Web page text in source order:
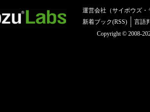
運営会社（サイボウズ・
新着ブック(RSS)
言語
Copyright © 2008-